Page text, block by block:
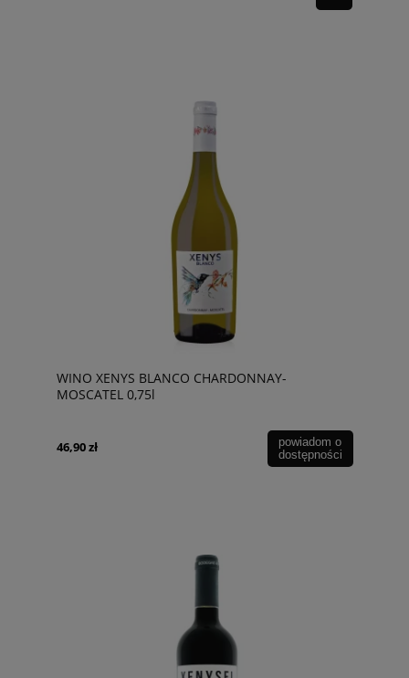
WINO XENYS BLANCO CHARDONNAY-
MOSCATEL 0,75l
46,90 zł
powiadom o
dostępności